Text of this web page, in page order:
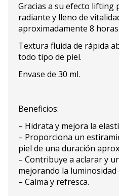
Gracias a su efecto lifting
radiante y lleno de
aproximadamente 8 horas.
Textura fluida de rápida
todo tipo de piel.
Envase de 30 ml.
Beneficios:
– Hidrata y mejora la
– Proporciona un
piel de una duración
– Contribuye a aclarar y
mejorando la luminosidad
– Calma y refresca.